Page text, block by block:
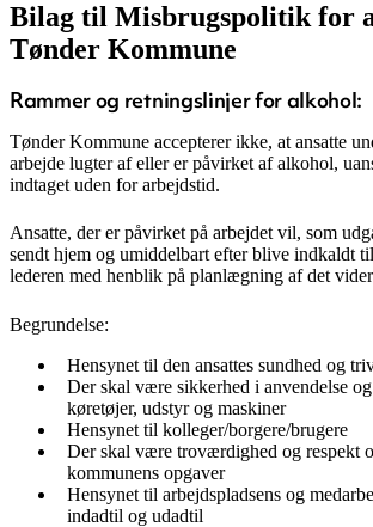
Bilag til Misbrugspolitik for
Tønder Kommune
Rammer og retningslinjer for alkohol:
Tønder Kommune accepterer ikke, at ansatte
arbejde lugter af eller er påvirket af alkohol,
indtaget uden for arbejdstid.
Ansatte, der er påvirket på arbejdet vil, som
sendt hjem og umiddelbart efter blive indkaldt
lederen med henblik på planlægning af det
Begrundelse:
Hensynet til den ansattes sundhed og
Der skal være sikkerhed i anvendelse
køretøjer, udstyr og maskiner
Hensynet til kolleger/borgere/brugere
Der skal være troværdighed og respekt
kommunens opgaver
Hensynet til arbejdspladsens og
indadtil og udadtil